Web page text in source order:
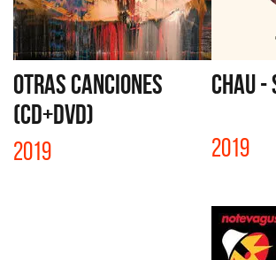
OTRAS CANCIONES
(CD+DVD)
2019
CHAU -
2019